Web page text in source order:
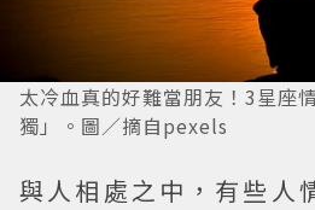
太冷血真的好難當朋友！3星座
獨」。圖／摘自pexels
與人相處之中，有些人